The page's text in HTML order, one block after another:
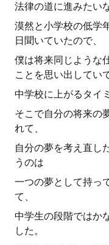
法律の道に進みたい
漠然と小学校の低学
日聞いていたので、
僕は将来同じような
ことを思い出していて
中学校に上がるタイ
そこで自分の将来の
れて、
自分の夢を考え直し
うのは
一つの夢として持っ
て、
中学生の段階ではか
した。